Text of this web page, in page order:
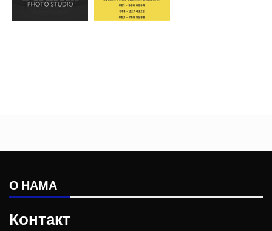
О НАМА
Контакт